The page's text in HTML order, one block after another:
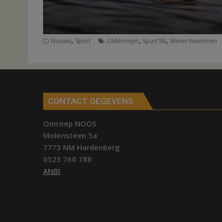
Nieuws, Sport Oldemeijer, Spurt'88, Winterzwemmen
CONTACT GEGEVENS
Omroep NOOS
Molensteen 5a
7773 NM Hardenberg
0523 760 788
ANBI